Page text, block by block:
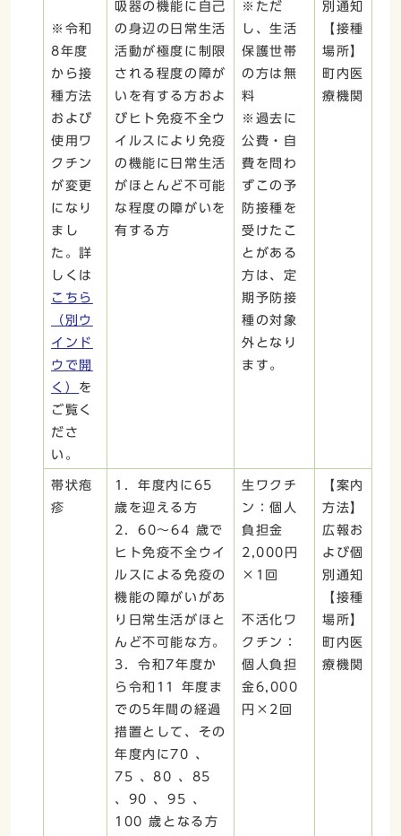
※令和
8年度
から接
種方法
および
使用ワ
クチン
が変更
になり
まし
た。詳
しくは
こちら
（別ウ
インド
ウで開
く） を
ご覧く
ださ
い。
吸器の機能に自己
の身辺の日常生活
活動が極度に制限
される程度の障が
いを有する方およ
びヒト免疫不全ウ
イルスにより免疫
の機能に日常生活
がほとんど不可能
な程度の障がいを
有する方
※ただ
し、生活
保護世帯
の方は無
料
※過去に
公費・自
費を問わ
ずこの予
防接種を
受けたこ
とがある
方は、定
期予防接
種の対象
外となり
ます。
別通知
【接種
場所】
町内医
療機関
帯状疱
疹
1．年度内に65
歳を迎える方
2．60～64 歳で
ヒト免疫不全ウイ
ルスによる免疫の
機能の障がいがあ
り日常生活がほと
んど不可能な方。
3．令和7年度か
ら令和11 年度ま
での5年間の経過
措置として、その
年度内に70 、
75 、80 、85
、90 、95 、
100 歳となる方
生ワクチ
ン：個人
負担金
2,000円
×1回
不活化ワ
クチン：
個人負担
金6,000
円×2回
【案内
方法】
広報お
よび個
別通知
【接種
場所】
町内医
療機関